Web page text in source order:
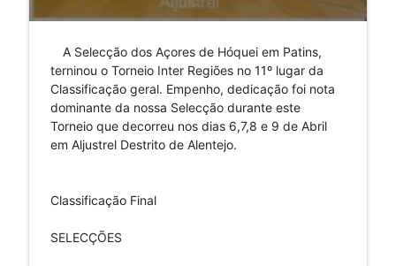
A Selecção dos Açores de Hóquei em Patins,
terninou o Torneio Inter Regiões no 11º lugar da
Classificação geral. Empenho, dedicação foi nota
dominante da nossa Selecção durante este
Torneio que decorreu nos dias 6,7,8 e 9 de Abril
em Aljustrel Destrito de Alentejo.
Classificação Final
SELECÇÕES